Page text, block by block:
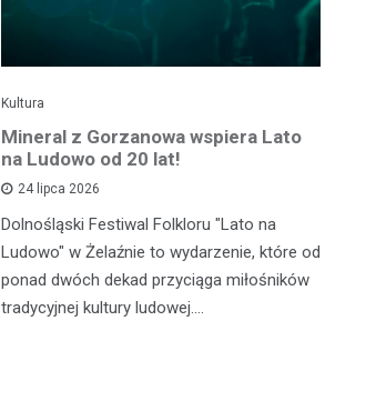
Kultura
Mineral z Gorzanowa wspiera Lato
na Ludowo od 20 lat!
24 lipca 2026
Dolnośląski Festiwal Folkloru "Lato na
Ludowo" w Żelaźnie to wydarzenie, które od
ponad dwóch dekad przyciąga miłośników
tradycyjnej kultury ludowej.…